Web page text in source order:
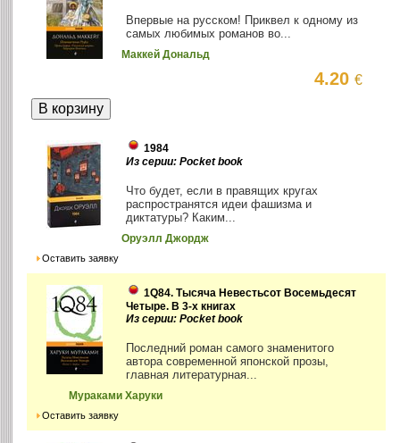
Впервые на русском! Приквел к одному из
самых любимых романов во...
Маккей Дональд
4.20€
1984
Из серии: Pocket book
Что будет, если в правящих кругах
распространятся идеи фашизма и
диктатуры? Каким...
Оруэлл Джордж
Оставить заявку
1Q84. Тысяча Невестьсот Восемьдесят
Четыре. В 3-х книгах
Из серии: Pocket book
Последний роман самого знаменитого
автора современной японской прозы,
главная литературная...
Мураками Харуки
Оставить заявку